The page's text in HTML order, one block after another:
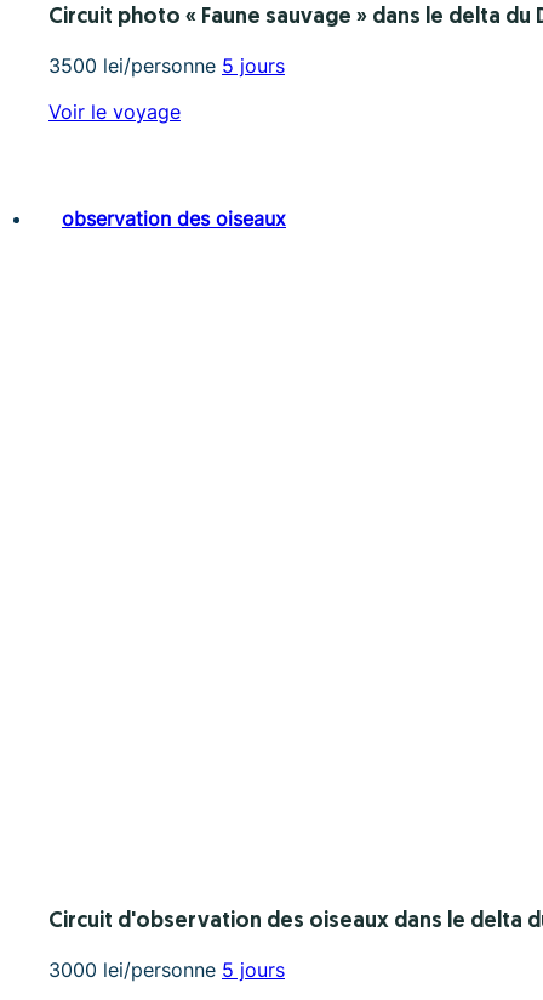
Circuit photo « Faune sauvage » dans le delta
3500 lei/personne 5 jours
Voir le voyage
observation des oiseaux
Circuit d'observation des oiseaux dans le delta
3000 lei/personne 5 jours